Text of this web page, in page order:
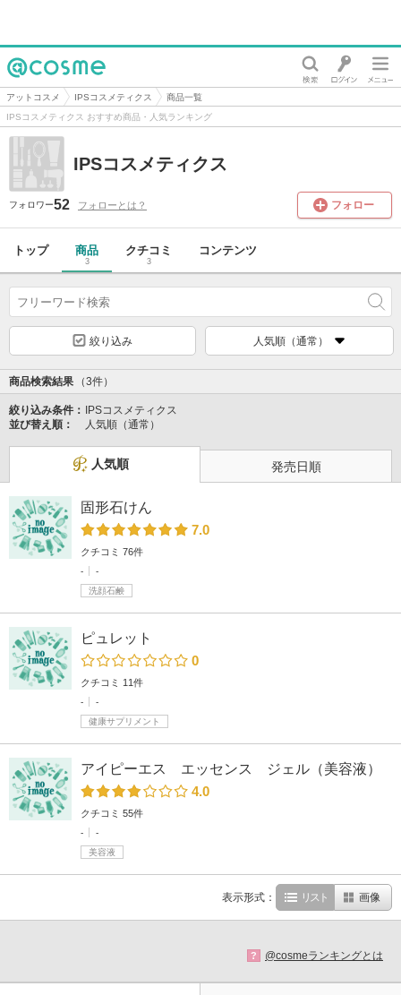
@cosme
アットコスメ IPSコスメティクス
商品一覧
IPSコスメティクス おすすめ商品・人気ランキング
IPSコスメティクス
フォロワー52 フォローとは？ フォロー
トップ 商品
3
クチコミ
3
コンテンツ
絞り込み 人気順（通常）
商品検索結果 （3件）
絞り込み条件：
IPSコスメティクス
並び替え順：
人気順（通常）
人気順 発売日順
固形石けん
7.0
クチコミ 76件
-
-
洗顔石鹸
ピュレット
0
クチコミ 11件
-
-
健康サプリメント
アイピーエス エッセンス ジェル（美容液）
4.0
クチコミ 55件
-
-
美容液
表示形式： リスト 画像
? @cosmeランキングとは